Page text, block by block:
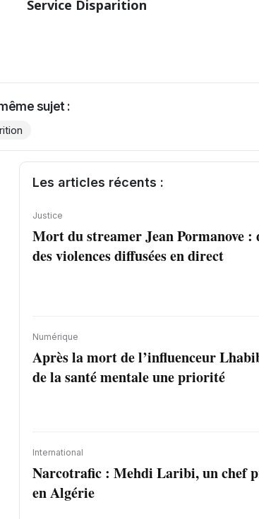
Service Disparition
sujet :
Les articles récents :
Justice
Mort du streamer Jean Pormanove :
des violences diffusées en direct
Numérique
Après la mort de l’influenceur
de la santé mentale une priorité
International
Narcotrafic : Mehdi Laribi, un chef
en Algérie